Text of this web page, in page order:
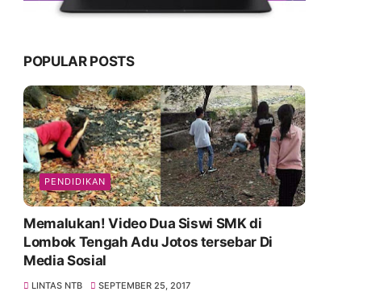
POPULAR POSTS
PENDIDIKAN
Memalukan! Video Dua Siswi SMK di
Lombok Tengah Adu Jotos tersebar Di
Media Sosial
LINTAS NTB SEPTEMBER 25, 2017